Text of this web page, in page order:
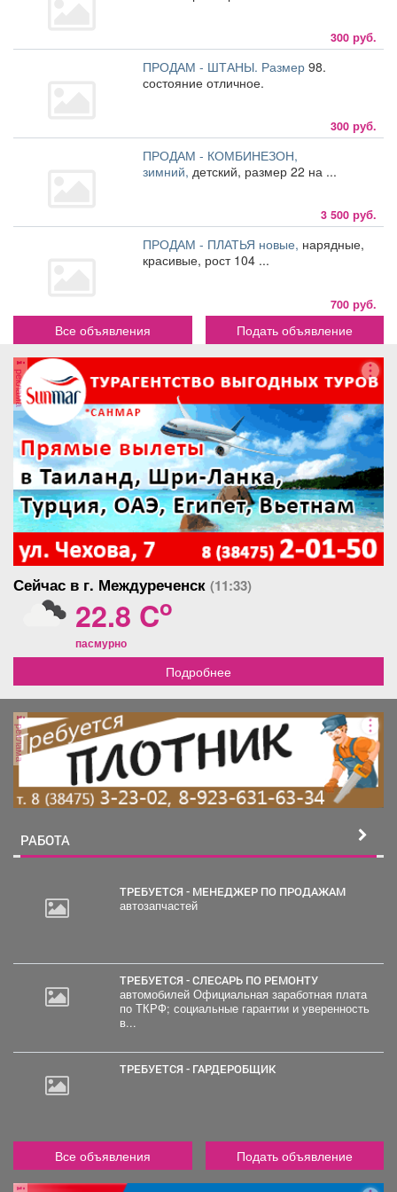
300 руб.
ПРОДАМ - ШТАНЫ. Размер 98.
состояние отличное.
300 руб.
ПРОДАМ - КОМБИНЕЗОН,
зимний, детский, размер 22 на ...
3 500 руб.
ПРОДАМ - ПЛАТЬЯ новые, нарядные,
красивые, рост 104 ...
700 руб.
Все объявления Подать объявление
реклама
Сейчас в г. Междуреченск (11:33)
22.8 Co
пасмурно
Подробнее
реклама
РАБОТА
ТРЕБУЕТСЯ - МЕНЕДЖЕР ПО ПРОДАЖАМ
автозапчастей
ТРЕБУЕТСЯ - СЛЕСАРЬ ПО РЕМОНТУ
автомобилей Официальная заработная плата
по ТКРФ; социальные гарантии и уверенность
в...
ТРЕБУЕТСЯ - ГАРДЕРОБЩИК
Все объявления Подать объявление